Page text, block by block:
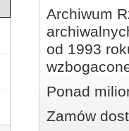
Archiwum
od 1993
Ponad
Zamów